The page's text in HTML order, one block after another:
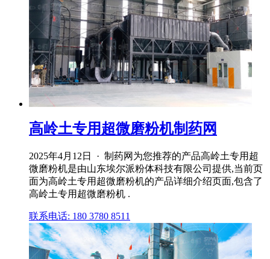
高岭土专用超微磨粉机制药网
2025年4月12日 · 制药网为您推荐的产品高岭土专用超
微磨粉机是由山东埃尔派粉体科技有限公司提供,当前页
面为高岭土专用超微磨粉机的产品详细介绍页面,包含了
高岭土专用超微磨粉机 .
联系电话: 180 3780 8511